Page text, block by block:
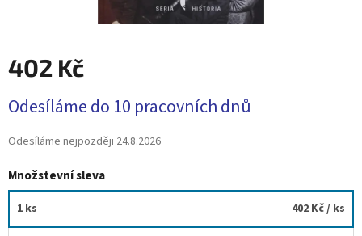
402 Kč
cena:
Odesíláme do 10 pracovních dnů
Odesíláme nejpozději 24.8.2026
Množstevní sleva
1 ks 402 Kč/ ks